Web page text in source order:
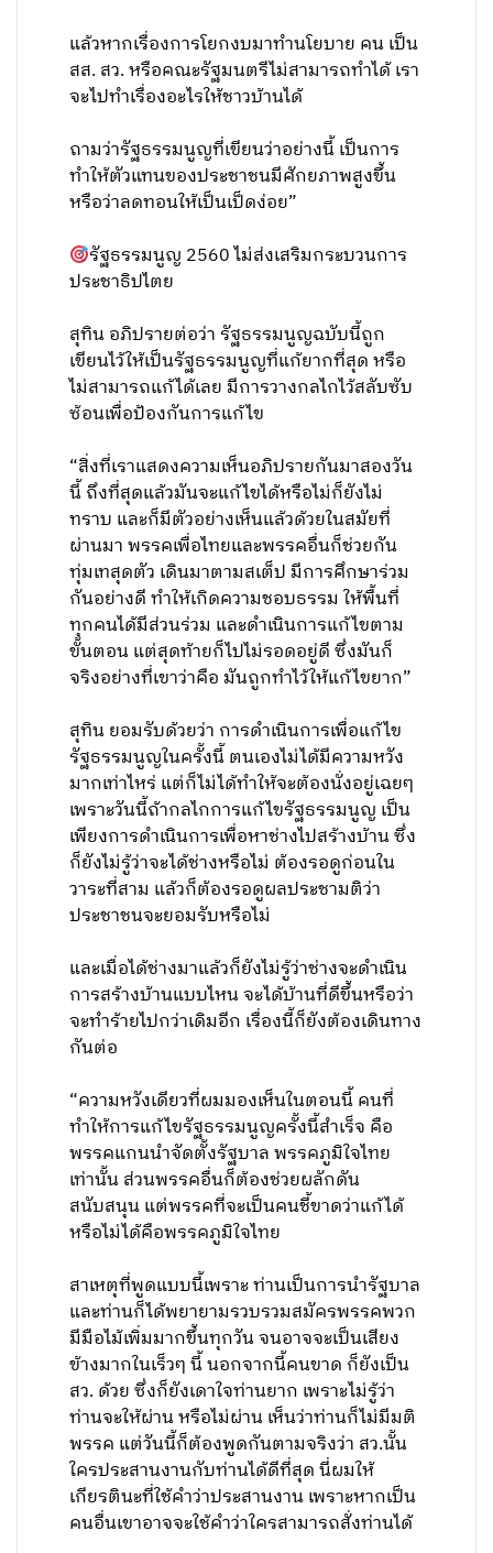
แล้วหากเรื่องการโยกงบมาทำนโยบาย คน เป็น
สส. สว. หรือคณะรัฐมนตรีไม่สามารถทำได้ เรา
จะไปทำเรื่องอะไรให้ชาวบ้านได้
ถามว่ารัฐธรรมนูญที่เขียนว่าอย่างนี้ เป็นการ
ทำให้ตัวแทนของประชาชนมีศักยภาพสูงขึ้น
หรือว่าลดทอนให้เป็นเป็ดง่อย”
รัฐธรรมนูญ 2560 ไม่ส่งเสริมกระบวนการ
ประชาธิปไตย
สุทิน อภิปรายต่อว่า รัฐธรรมนูญฉบับนี้ถูก
เขียนไว้ให้เป็นรัฐธรรมนูญที่แก้ยากที่สุด หรือ
ไม่สามารถแก้ได้เลย มีการวางกลไกไว้สลับซับ
ซ้อนเพื่อป้องกันการแก้ไข
“สิ่งที่เราแสดงความเห็นอภิปรายกันมาสองวัน
นี้ ถึงที่สุดแล้วมันจะแก้ไขได้หรือไม่ก็ยังไม่
ทราบ และก็มีตัวอย่างเห็นแล้วด้วยในสมัยที่
ผ่านมา พรรคเพื่อไทยและพรรคอื่นก็ช่วยกัน
ทุ่มเทสุดตัว เดินมาตามสเต็ป มีการศึกษาร่วม
กันอย่างดี ทำให้เกิดความชอบธรรม ให้พื้นที่
ทุกคนได้มีส่วนร่วม และดำเนินการแก้ไขตาม
ขั้นตอน แต่สุดท้ายก็ไปไม่รอดอยู่ดี ซึ่งมันก็
จริงอย่างที่เขาว่าคือ มันถูกทำไว้ให้แก้ไขยาก”
สุทิน ยอมรับด้วยว่า การดำเนินการเพื่อแก้ไข
รัฐธรรมนูญในครั้งนี้ ตนเองไม่ได้มีความหวัง
มากเท่าไหร่ แต่ก็ไม่ได้ทำให้จะต้องนั่งอยู่เฉยๆ
เพราะวันนี้ถ้ากลไกการแก้ไขรัฐธรรมนูญ เป็น
เพียงการดำเนินการเพื่อหาช่างไปสร้างบ้าน ซึ่ง
ก็ยังไม่รู้ว่าจะได้ช่างหรือไม่ ต้องรอดูก่อนใน
วาระที่สาม แล้วก็ต้องรอดูผลประชามติว่า
ประชาชนจะยอมรับหรือไม่
และเมื่อได้ช่างมาแล้วก็ยังไม่รู้ว่าช่างจะดำเนิน
การสร้างบ้านแบบไหน จะได้บ้านที่ดีขึ้นหรือว่า
จะทำร้ายไปกว่าเดิมอีก เรื่องนี้ก็ยังต้องเดินทาง
กันต่อ
“ความหวังเดียวที่ผมมองเห็นในตอนนี้ คนที่
ทำให้การแก้ไขรัฐธรรมนูญครั้งนี้สำเร็จ คือ
พรรคแกนนำจัดตั้งรัฐบาล พรรคภูมิใจไทย
เท่านั้น ส่วนพรรคอื่นก็ต้องช่วยผลักดัน
สนับสนุน แต่พรรคที่จะเป็นคนชี้ขาดว่าแก้ได้
หรือไม่ได้คือพรรคภูมิใจไทย
สาเหตุที่พูดแบบนี้เพราะ ท่านเป็นการนำรัฐบาล
และท่านก็ได้พยายามรวบรวมสมัครพรรคพวก
มีมือไม้เพิ่มมากขึ้นทุกวัน จนอาจจะเป็นเสียง
ข้างมากในเร็วๆ นี้ นอกจากนี้คนขาด ก็ยังเป็น
สว. ด้วย ซึ่งก็ยังเดาใจท่านยาก เพราะไม่รู้ว่า
ท่านจะให้ผ่าน หรือไม่ผ่าน เห็นว่าท่านก็ไม่มีมติ
พรรค แต่วันนี้ก็ต้องพูดกันตามจริงว่า สว.นั้น
ใครประสานงานกับท่านได้ดีที่สุด นี่ผมให้
เกียรตินะที่ใช้คำว่าประสานงาน เพราะหากเป็น
คนอื่นเขาอาจจะใช้คำว่าใครสามารถสั่งท่านได้